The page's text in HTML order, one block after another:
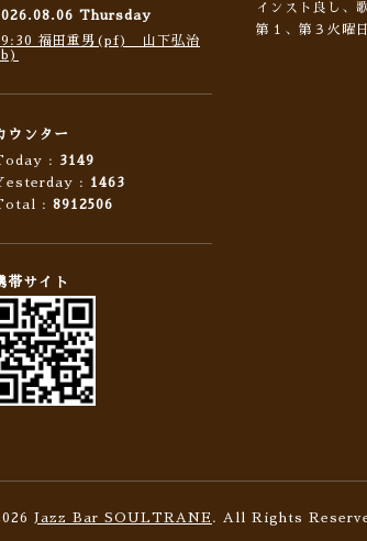
インスト良し、
第１、第３火曜
Thursday
福田重男(pf) 山下弘治
ウンター
: 3149
: 1463
: 8912506
帯サイト
Jazz Bar SOULTRANE . All Rights